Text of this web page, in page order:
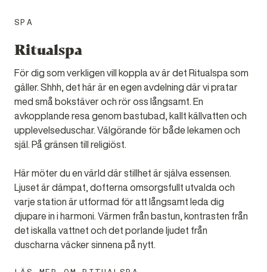
SPA
Ritualspa
För dig som verkligen vill koppla av är det Ritualspa som
gäller. Shhh, det här är en egen avdelning där vi pratar
med små bokstäver och rör oss långsamt. En
avkopplande resa genom bastubad, kallt källvatten och
upplevelseduschar. Välgörande för både lekamen och
själ. På gränsen till religiöst.
Här möter du en värld där stillhet är själva essensen.
Ljuset är dämpat, dofterna omsorgsfullt utvalda och
varje station är utformad för att långsamt leda dig
djupare in i harmoni. Värmen från bastun, kontrasten från
det iskalla vattnet och det porlande ljudet från
duscharna väcker sinnena på nytt.